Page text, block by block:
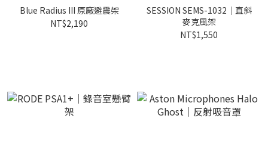
Blue Radius III 原廠避震架
NT$2,190
SESSION SEMS-1032｜直斜
麥克風架
NT$1,550